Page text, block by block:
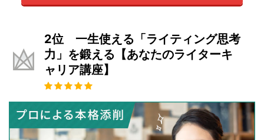
2位 一生使える「ライティング思考
力」を鍛える【あなたのライターキ
ャリア講座】